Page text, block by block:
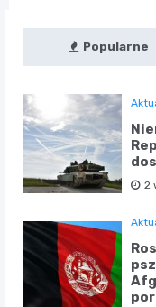
Popularne
2